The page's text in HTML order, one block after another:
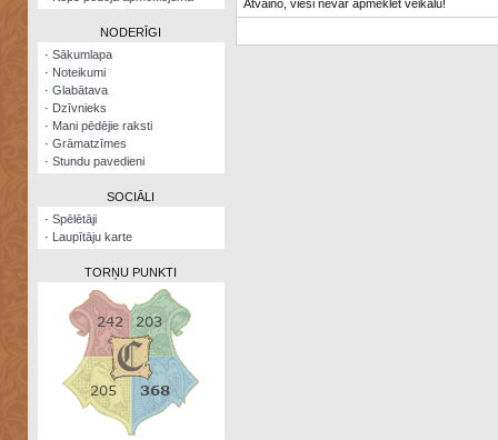
Visatcera
almanahs
Arhīvs
Zināšanu
NODERĪGI
· Sākumlapa
· Noteikumi
· Glabātava
· Dzīvnieks
· Mani pēdējie raksti
· Grāmatzīmes
· Stundu pavedieni
SOCIĀLI
· Spēlētāji
· Laupītāju karte
TORŅU PUNKTI
Atvaino, viesi nevar apmeklēt veikalu!